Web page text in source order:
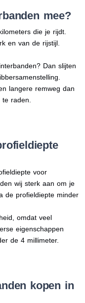
mee?
die je rijdt.
en van de rijstijl.
Dan slijten
langere remweg dan
raden.
voor
wij sterk aan om je
de profieldiepte minder
omdat veel
eigenschappen
de 4 millimeter.
kopen in